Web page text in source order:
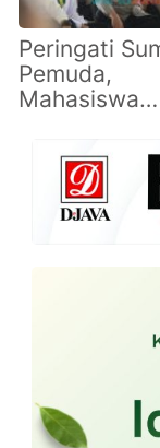
Peringati
Pemuda,
Mahasiswa
Tausiyah
Kebangsaan